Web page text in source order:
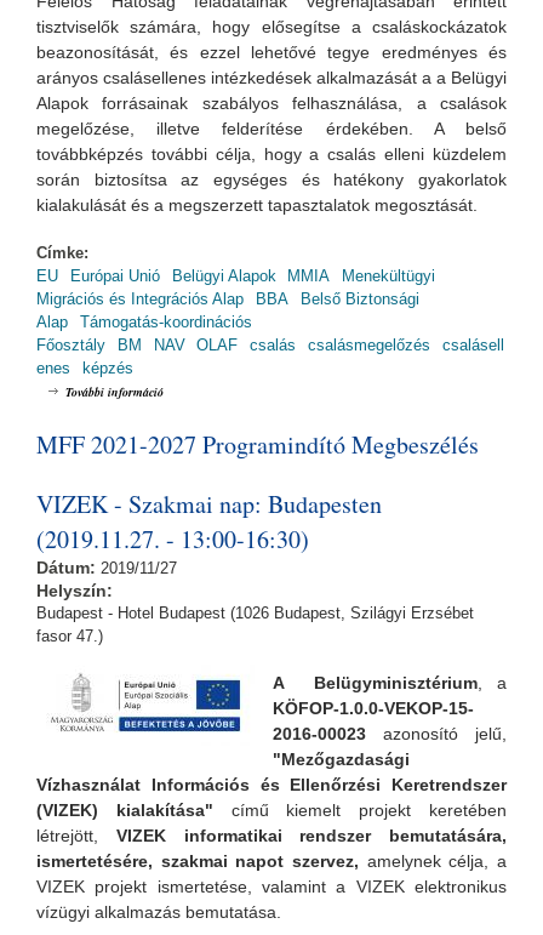
tisztviselők számára, hogy elősegítse a csaláskockázatok
beazonosítását, és ezzel lehetővé tegye eredményes és
arányos csalásellenes intézkedések alkalmazását a a Belügyi
Alapok forrásainak szabályos felhasználása, a csalások
megelőzése, illetve felderítése érdekében. A belső
továbbképzés további célja, hogy a csalás elleni küzdelem
során biztosítsa az egységes és hatékony gyakorlatok
kialakulását és a megszerzett tapasztalatok megosztását.
Címke:
EU
Európai Unió Belügyi Alapok MMIA
Menekültügyi
Migrációs és Integrációs Alap
BBA
Belső Biztonsági
Alap
Támogatás-koordinációs
Főosztály
BM NAV OLAF csalás csalásmegelőzés
csalásell
enes
képzés
További információ
MFF 2021-2027 Programindító Megbeszélés
VIZEK - Szakmai nap: Budapesten
(2019.11.27. - 13:00-16:30)
Dátum: 2019/11/27
Helyszín:
Budapest - Hotel Budapest (1026 Budapest, Szilágyi Erzsébet
fasor 47.)
A Belügyminisztérium , a
KÖFOP-1.0.0-VEKOP-15-
2016-00023 azonosító jelű,
"Mezőgazdasági
Vízhasználat Információs és Ellenőrzési Keretrendszer
(VIZEK) kialakítása" című kiemelt projekt keretében
létrejött, VIZEK informatikai rendszer bemutatására,
ismertetésére, szakmai napot szervez, amelynek célja, a
VIZEK projekt ismertetése, valamint a VIZEK elektronikus
vízügyi alkalmazás bemutatása.